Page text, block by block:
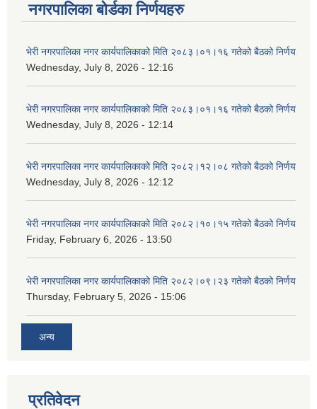
नगरपालिका बोर्डका निर्णयहरु
भेरी नगरपालिका नगर कार्यपालिकाको मिति २०८३।०१।१६ गतेको बैठको निर्णय
Wednesday, July 8, 2026 - 12:16
भेरी नगरपालिका नगर कार्यपालिकाको मिति २०८३।०१।१६ गतेको बैठको निर्णय
Wednesday, July 8, 2026 - 12:14
भेरी नगरपालिका नगर कार्यपालिकाको मिति २०८२।१२।०८ गतेको बैठको निर्णय
Wednesday, July 8, 2026 - 12:12
भेरी नगरपालिका नगर कार्यपालिकाको मिति २०८२।१०।१५ गतेको बैठको निर्णय
Friday, February 6, 2026 - 13:50
भेरी नगरपालिका नगर कार्यपालिकाको मिति २०८२।०९।२३ गतेको बैठको निर्णय
Thursday, February 5, 2026 - 15:06
अन्य
प्रतिवेदन